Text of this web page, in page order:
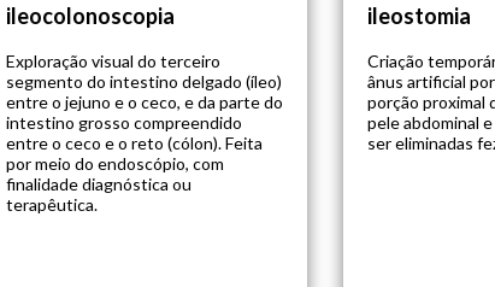
ileocolonoscopia
Exploração visual do terceiro
segmento do intestino delgado (íleo)
entre o jejuno e o ceco, e da parte do
intestino grosso compreendido
entre o ceco e o reto (cólon). Feita
por meio do endoscópio, com
finalidade diagnóstica ou
terapêutica.
ileostomia
Criação
ânus artificial
porção proximal
pele abdominal
ser eliminadas